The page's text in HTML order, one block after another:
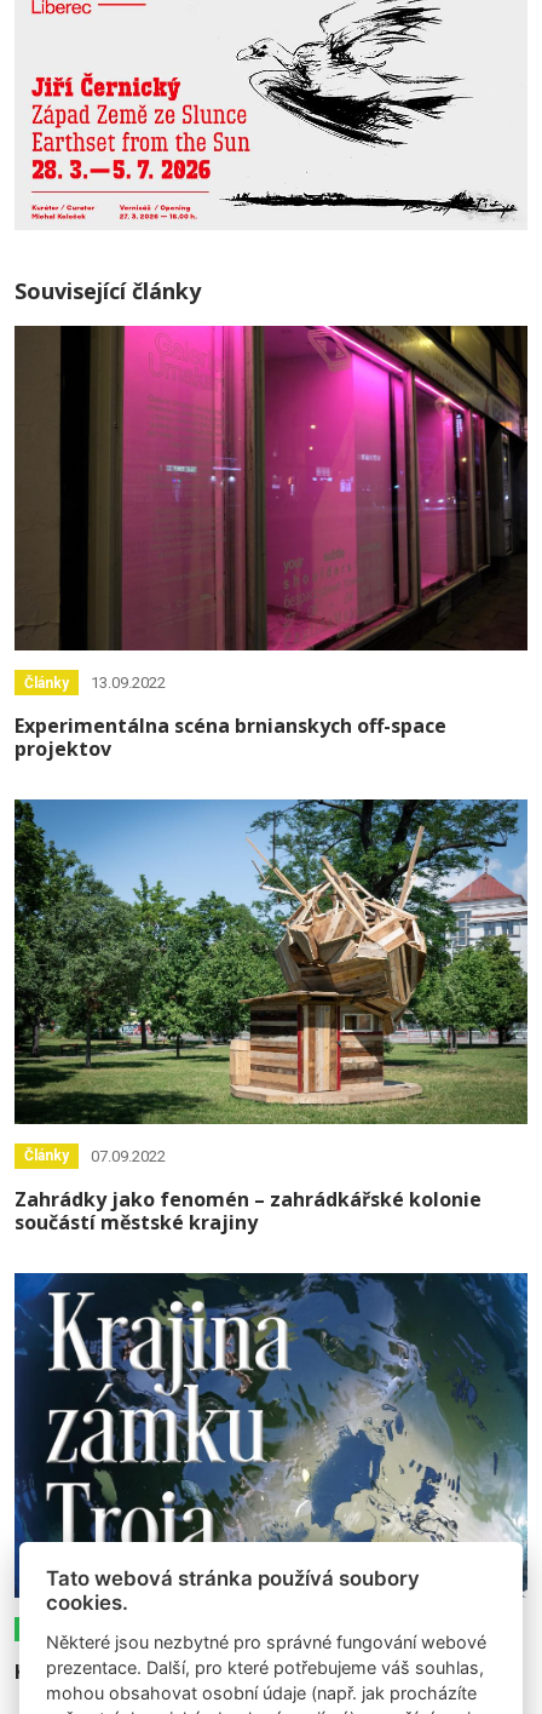
Související články
Články 13.09.2022
Experimentálna scéna brnianskych off-space
projektov
Články 07.09.2022
Zahrádky jako fenomén – zahrádkářské kolonie
součástí městské krajiny
Krajina zámku Troja
Tato webová stránka používá soubory
cookies.
Některé jsou nezbytné pro správné fungování webové
prezentace. Další, pro které potřebujeme váš souhlas,
mohou obsahovat osobní údaje (např. jak procházíte